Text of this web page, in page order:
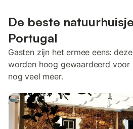
De beste
Portugal
Gasten zijn het ermee eens:
worden hoog gewaardeerd voor
nog veel meer.